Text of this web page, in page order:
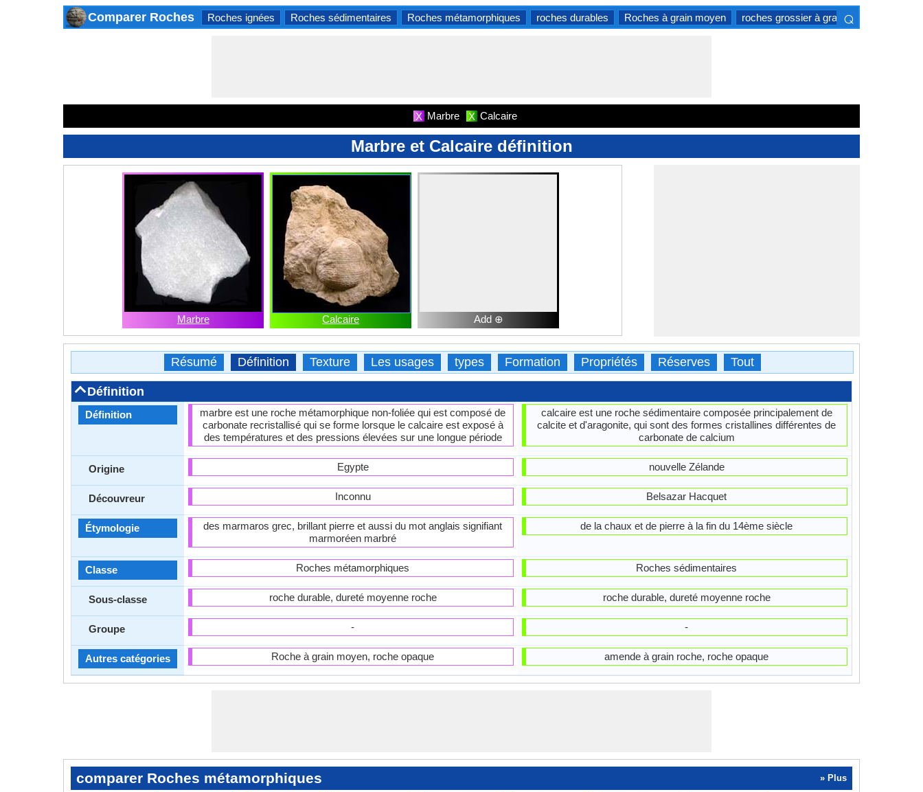
Comparer Roches Roches ignées Roches sédimentaires Roches métamorphiques roches durables Roches à grain moyen roches grossier à grain⌕
X Marbre X Calcaire
Marbre et Calcaire définition
Marbre Calcaire Add ⊕
Résumé Définition Texture Les usages types Formation Propriétés Réserves Tout
Définition
Définition
Origine
Découvreur
Étymologie
Classe
Sous-classe
Groupe
Autres catégories
marbre est une roche métamorphique non-foliée qui est composé de
carbonate recristallisé qui se forme lorsque le calcaire est exposé à
des températures et des pressions élevées sur une longue période
Egypte
Inconnu
des marmaros grec, brillant pierre et aussi du mot anglais signifiant
marmoréen marbré
Roches métamorphiques
roche durable, dureté moyenne roche
-
Roche à grain moyen, roche opaque
calcaire est une roche sédimentaire composée principalement de
calcite et d'aragonite, qui sont des formes cristallines différentes de
carbonate de calcium
nouvelle Zélande
Belsazar Hacquet
de la chaux et de pierre à la fin du 14ème siècle
Roches sédimentaires
roche durable, dureté moyenne roche
-
amende à grain roche, roche opaque
comparer Roches métamorphiques » Plus